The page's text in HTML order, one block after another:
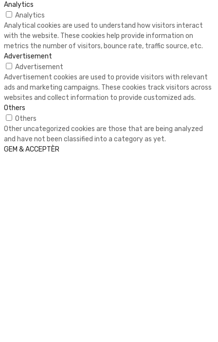
Analytics
Analytics
Analytical cookies are used to understand how visitors interact
with the website. These cookies help provide information on
metrics the number of visitors, bounce rate, traffic source, etc.
Advertisement
Advertisement
Advertisement cookies are used to provide visitors with relevant
ads and marketing campaigns. These cookies track visitors across
websites and collect information to provide customized ads.
Others
Others
Other uncategorized cookies are those that are being analyzed
and have not been classified into a category as yet.
GEM & ACCEPTÈR